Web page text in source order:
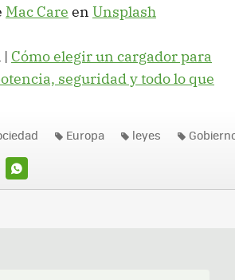
Mac Care en Unsplash
| Cómo elegir un cargador para
seguridad y todo lo que
WHATSAPP
Europa leyes